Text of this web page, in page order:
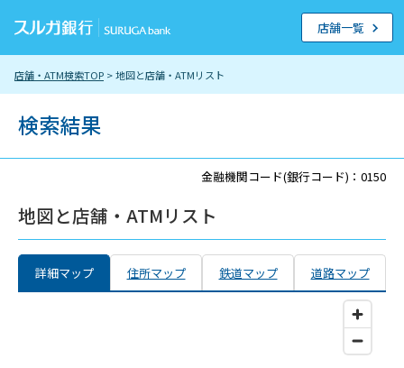
店舗・ATM検索TOP > 地図と店舗・ATMリスト
店舗一覧
検索結果
金融機関コード(銀行コード)：0150
地図と店舗・ATMリスト
詳細マップ 住所マップ 鉄道マップ 道路マップ